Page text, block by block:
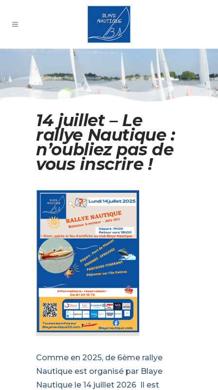
14 juillet – Le
rallye Nautique :
n’oubliez pas de
vous inscrire !
Comme en 2025, de 6ème rallye
Nautique est organisé par Blaye
Nautique le 14 juillet 2026 Il est